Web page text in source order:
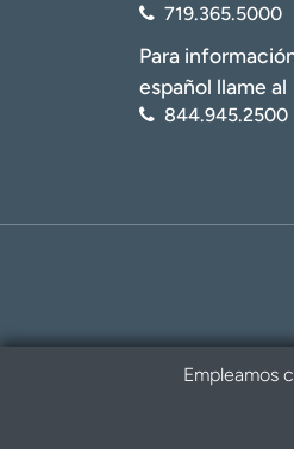
719.365.5000
Para
español llame al
844.945.2500
Empleamos